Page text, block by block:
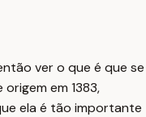
ver o que é que se
em 1383,
ela é tão importante